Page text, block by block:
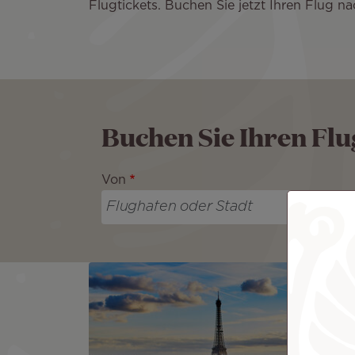
Flugtickets. Buchen Sie jetzt Ihren Flug
Buchen Sie Ihren
Von
Bild